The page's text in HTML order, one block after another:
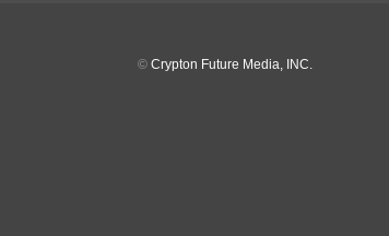
© Crypton Future Media, INC.